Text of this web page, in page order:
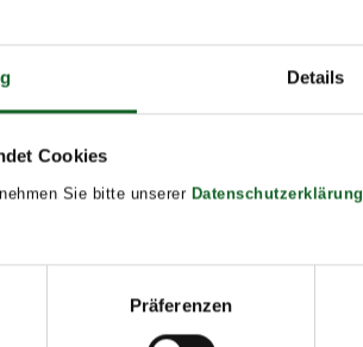
Details
Cookies
Sie bitte unserer Datenschutzerklärung
Präferenzen